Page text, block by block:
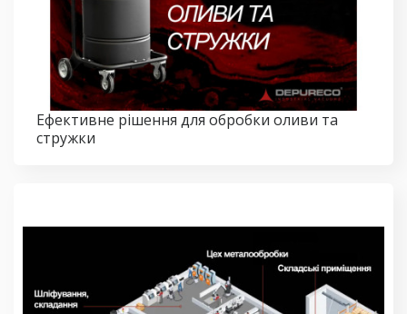
Ефективне рішення для обробки оливи та
стружки